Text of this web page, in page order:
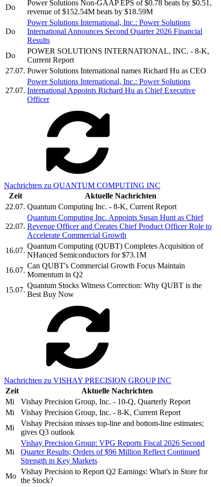
Do
Power Solutions Non-GAAP EPS of $0.78 beats by $0.51,
revenue of $152.54M beats by $18.59M
Do
Power Solutions International, Inc.: Power Solutions
International Announces Second Quarter 2026 Financial
Results
Do
POWER SOLUTIONS INTERNATIONAL, INC. - 8-K,
Current Report
27.07. Power Solutions International names Richard Hu as CEO
27.07.
Power Solutions International, Inc.: Power Solutions
International Appoints Richard Hu as Chief Executive
Officer
Nachrichten zu QUANTUM COMPUTING INC
Zeit
Aktuelle Nachrichten
22.07. Quantum Computing Inc. - 8-K, Current Report
22.07.
Quantum Computing Inc. Appoints Susan Hunt as Chief
Revenue Officer and Creates Chief Product Officer Role to
Accelerate Commercial Growth
16.07.
Quantum Computing (QUBT) Completes Acquisition of
NHanced Semiconductors for $73.1M
16.07.
Can QUBT's Commercial Growth Focus Maintain
Momentum in Q2
15.07.
Quantum Stocks Witness Correction: Why QUBT is the
Best Buy Now
Nachrichten zu VISHAY PRECISION GROUP INC
Zeit
Aktuelle Nachrichten
Mi
Vishay Precision Group, Inc. - 10-Q, Quarterly Report
Mi
Vishay Precision Group, Inc. - 8-K, Current Report
Mi
Vishay Precision misses top-line and bottom-line estimates;
gives Q3 outlook
Mi
Vishay Precision Group: VPG Reports Fiscal 2026 Second
Quarter Results; Orders of $96 Million Reflect Continued
Strength in Key Markets
Mo
Vishay Precision to Report Q2 Earnings: What's in Store for
the Stock?